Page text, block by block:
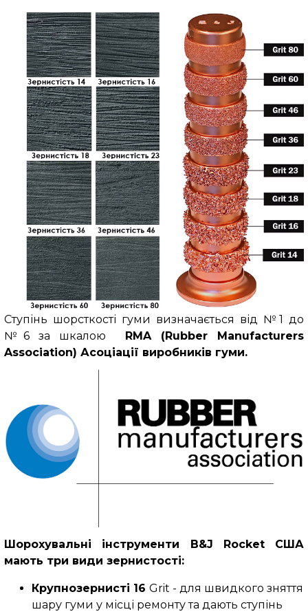
Ступінь шорсткості гуми визначається від №1 до
№6 за шкалою
RMA (Rubber Manufacturers
Association) Асоціації виробників гуми.
Шорохувальні інструменти B&J Rocket США
мають три види зернистості:
Крупнозернисті 16 Grit - для швидкого зняття
шару гуми у місці ремонту та дають ступінь